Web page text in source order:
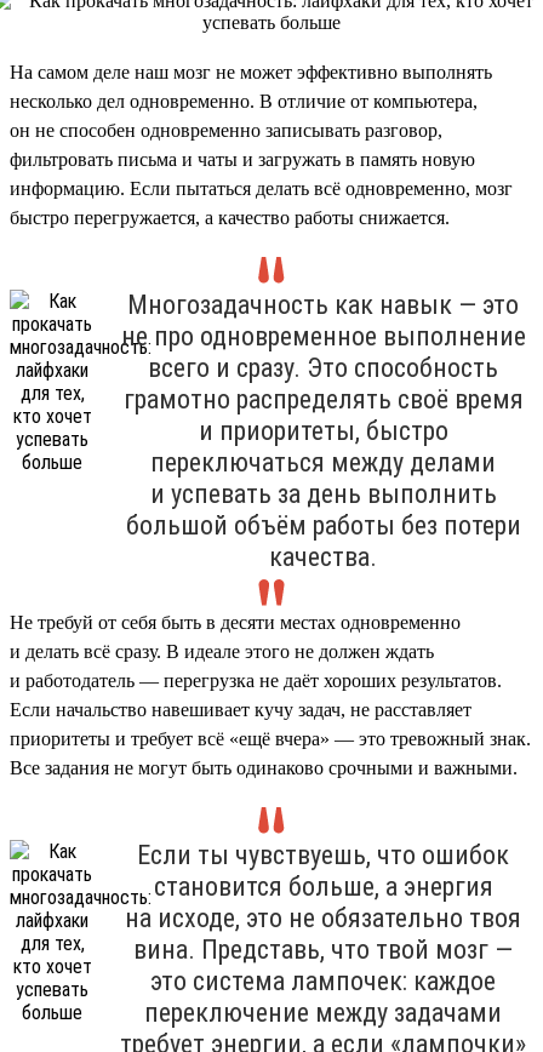
На самом деле наш мозг не может эффективно выполнять
несколько дел одновременно. В отличие от компьютера,
он не способен одновременно записывать разговор,
фильтровать письма и чаты и загружать в память новую
информацию. Если пытаться делать всё одновременно, мозг
быстро перегружается, а качество работы снижается.
Многозадачность как навык — это
не про одновременное выполнение
всего и сразу. Это способность
грамотно распределять своё время
и приоритеты, быстро
переключаться между делами
и успевать за день выполнить
большой объём работы без потери
качества.
Не требуй от себя быть в десяти местах одновременно
и делать всё сразу. В идеале этого не должен ждать
и работодатель — перегрузка не даёт хороших результатов.
Если начальство навешивает кучу задач, не расставляет
приоритеты и требует всё «ещё вчера» — это тревожный знак.
Все задания не могут быть одинаково срочными и важными.
Если ты чувствуешь, что ошибок
становится больше, а энергия
на исходе, это не обязательно твоя
вина. Представь, что твой мозг —
это система лампочек: каждое
переключение между задачами
требует энергии, а если «лампочки»